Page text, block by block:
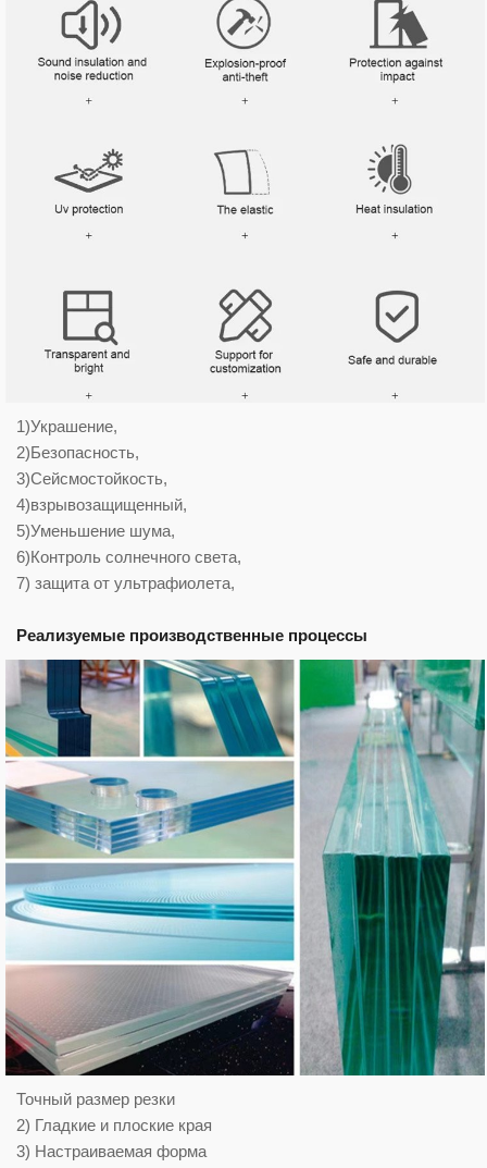
1)Украшение,
2)Безопасность,
3)Сейсмостойкость,
4)взрывозащищенный,
5)Уменьшение шума,
6)Контроль солнечного света,
7) защита от ультрафиолета,
Реализуемые производственные процессы
Точный размер резки
2) Гладкие и плоские края
3) Настраиваемая форма